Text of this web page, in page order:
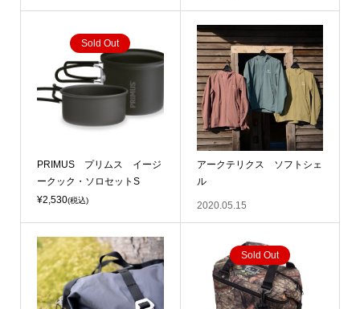
Sold Out
PRIMUS プリムス イージ
ークック・ソロセットS
¥2,530(税込)
アークテリクス ソフトシェ
ル
2020.05.15
Sold Out